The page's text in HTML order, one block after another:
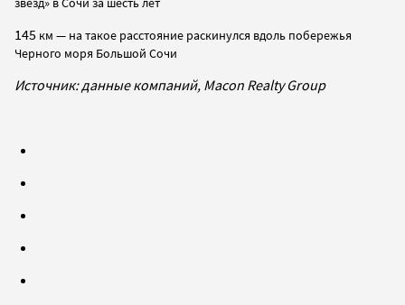
145 км — на такое расстояние раскинулся вдоль побережья
Черного моря Большой Сочи
Источник: данные компаний, Macon Realty Group